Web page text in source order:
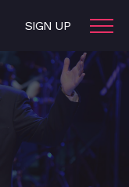
SIGN UP